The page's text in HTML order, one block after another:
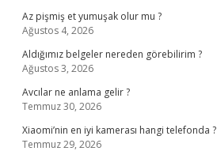
Az pişmiş et yumuşak olur mu ?
Ağustos 4, 2026
Aldığımız belgeler nereden görebilirim ?
Ağustos 3, 2026
Avcılar ne anlama gelir ?
Temmuz 30, 2026
Xiaomi’nin en iyi kamerası hangi telefonda ?
Temmuz 29, 2026